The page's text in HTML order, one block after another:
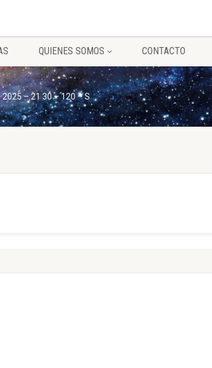
QUIENES SOMOS CONTACTO
2025 – 21 30 – 120 – S